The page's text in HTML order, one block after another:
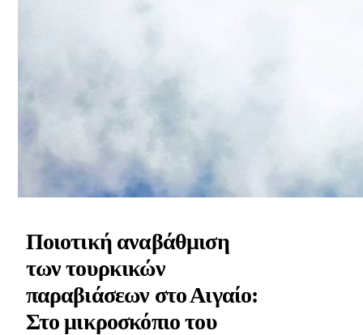
Ποιοτική αναβάθμιση
των τουρκικών
παραβιάσεων στο Αιγαίο:
Στο μικροσκόπιο του